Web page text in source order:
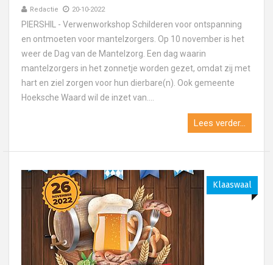
Redactie 20-10-2022
PIERSHIL - Verwenworkshop Schilderen voor ontspanning
en ontmoeten voor mantelzorgers. Op 10 november is het
weer de Dag van de Mantelzorg. Een dag waarin
mantelzorgers in het zonnetje worden gezet, omdat zij met
hart en ziel zorgen voor hun dierbare(n). Ook gemeente
Hoeksche Waard wil de inzet van....
Lees verder...
Klaaswaal